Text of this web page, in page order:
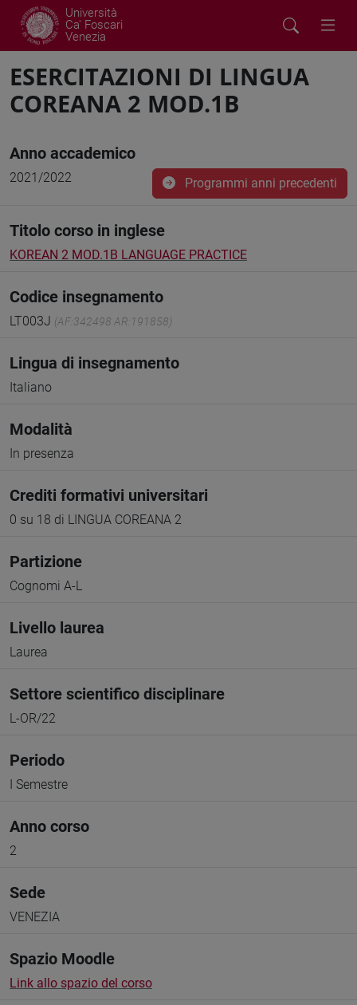
Università
Ca' Foscari
Venezia
ESERCITAZIONI DI LINGUA
COREANA 2 MOD.1B
Anno accademico
2021/2022 Programmi anni precedenti
Titolo corso in inglese
KOREAN 2 MOD.1B LANGUAGE PRACTICE
Codice insegnamento
LT003J (AF:342498 AR:191858)
Lingua di insegnamento
Italiano
Modalità
In presenza
Crediti formativi universitari
0 su 18 di LINGUA COREANA 2
Partizione
Cognomi A-L
Livello laurea
Laurea
Settore scientifico disciplinare
L-OR/22
Periodo
I Semestre
Anno corso
2
Sede
VENEZIA
Spazio Moodle
Link allo spazio del corso